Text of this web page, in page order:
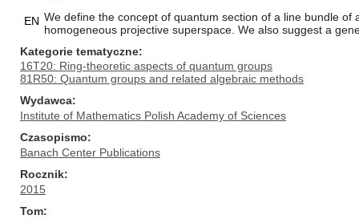
EN We define the concept of quantum section of a line bundle
homogeneous projective superspace. We also suggest a
Kategorie tematyczne
16T20: Ring-theoretic aspects of quantum groups
81R50: Quantum groups and related algebraic methods
Wydawca
Institute of Mathematics Polish Academy of Sciences
Czasopismo
Banach Center Publications
Rocznik
2015
Tom